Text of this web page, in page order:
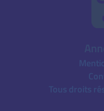
Tous droits